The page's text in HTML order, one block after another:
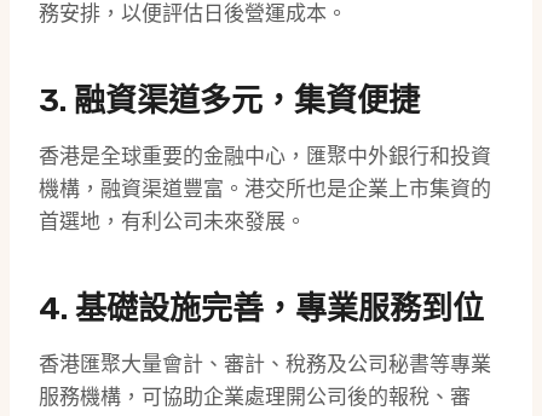
務安排，以便評估日後營運成本。
3. 融資渠道多元，集資便捷
香港是全球重要的金融中心，匯聚中外銀行和投資
機構，融資渠道豐富。港交所也是企業上市集資的
首選地，有利公司未來發展。
4. 基礎設施完善，專業服務到位
香港匯聚大量會計、審計、稅務及公司秘書等專業
服務機構，可協助企業處理開公司後的報稅、審